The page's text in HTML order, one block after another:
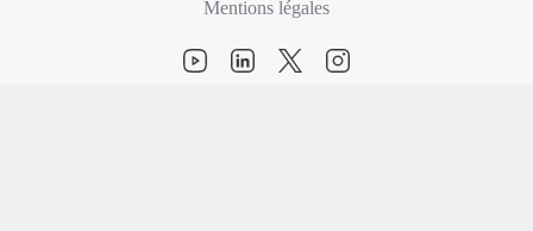
Mentions légales